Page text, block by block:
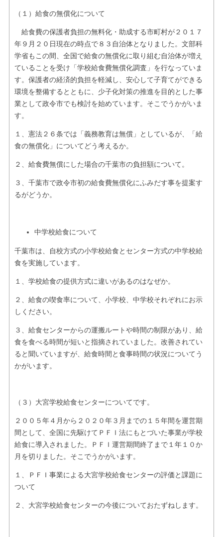
（１）給食の無償化について
給食費の保護者負担の無料化・助成する市町村が２０１７
年９月２０日現在の時点で８３自治体となりました。文部科
学省もこの間、全国で給食の無償化に取り組む自治体が増え
ていることを受け「学校給食費無償化調査」を行なっていま
す。保護者の経済的負担を軽減し、安心して子育てができる
環境を整備するとともに、少子化対策の推進を目的とした事
業として政令市でも検討を始めています。そこでうかがいま
す。
１、憲法２６条では「義務教育は無償」としているが、「給
食の無償化」についてどう考えるか。
２、給食費無償にした場合の千葉市の負担額について。
３、千葉市で政令市初の給食費無償化にふみだす事を提案す
るがどうか。
中学校給食について
千葉市は、自校方式の小学校給食とセンター方式の中学校給
食を実施しています。
１、学校給食の提供方式に違いがあるのはなぜか。
２、給食の喫食率について、小学校、中学校それぞれにお示
しください。
３、給食センターからの運搬ルートや時間の制限があり、給
食を食べる時間が短いと指摘されていました。改善されてい
ると聞いていますが、給食時間と食事時間の状況についてう
かがいます。
（３）大宮学校給食センターについてです。
２００５年４月から２０２０年３月までの１５年間を運営期
間として、全国に先駆けてＰＦＩ法にもとづいた事業が学校
給食に導入されました。ＰＦＩ運営期間終了まで１年１０か
月を切りました。そこでうかがいます。
１、ＰＦＩ事業による大宮学校給食センターの評価と課題に
ついて
２、大宮学校給食センターの今後についておたずねします。